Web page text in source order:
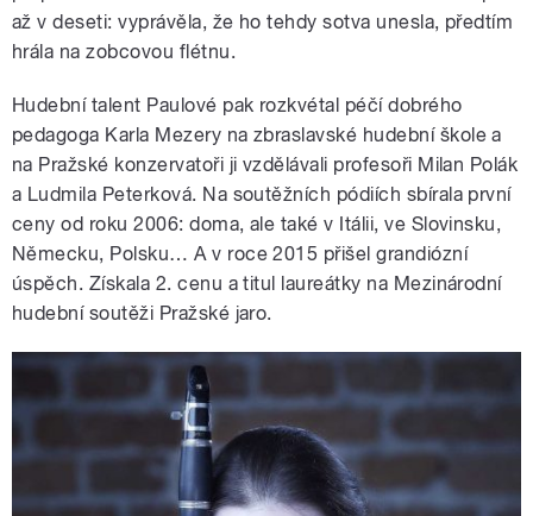
až v deseti: vyprávěla, že ho tehdy sotva unesla, předtím
hrála na zobcovou flétnu.
Hudební talent Paulové pak rozkvétal péčí dobrého
pedagoga Karla Mezery na zbraslavské hudební škole a
na Pražské konzervatoři ji vzdělávali profesoři Milan Polák
a Ludmila Peterková. Na soutěžních pódiích sbírala první
ceny od roku 2006: doma, ale také v Itálii, ve Slovinsku,
Německu, Polsku… A v roce 2015 přišel grandiózní
úspěch. Získala 2. cenu a titul laureátky na Mezinárodní
hudební soutěži Pražské jaro.